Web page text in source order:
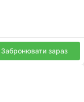
Забронювати зараз